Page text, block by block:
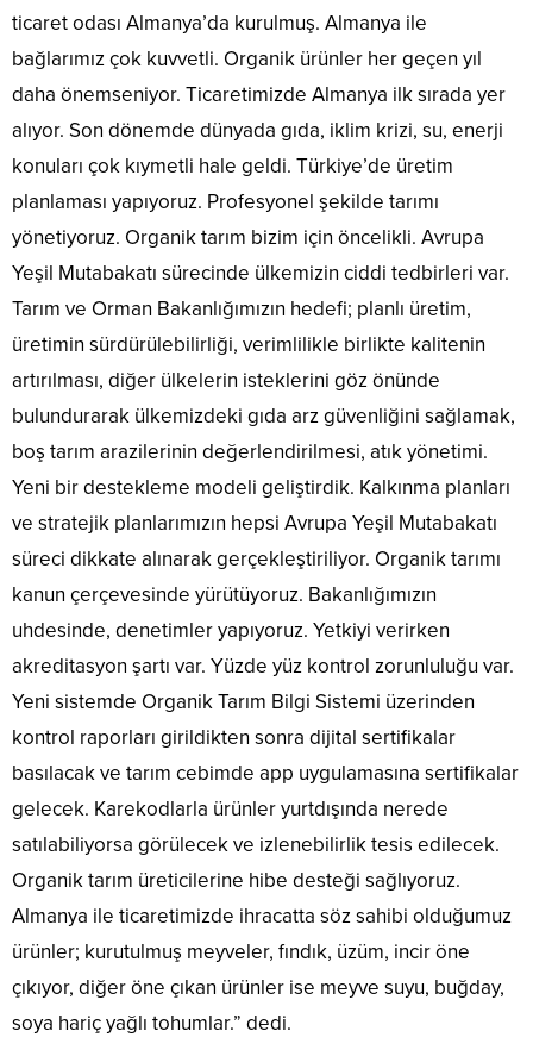
ticaret odası Almanya’da kurulmuş. Almanya ile
bağlarımız çok kuvvetli. Organik ürünler her geçen yıl
daha önemseniyor. Ticaretimizde Almanya ilk sırada yer
alıyor. Son dönemde dünyada gıda, iklim krizi, su, enerji
konuları çok kıymetli hale geldi. Türkiye’de üretim
planlaması yapıyoruz. Profesyonel şekilde tarımı
yönetiyoruz. Organik tarım bizim için öncelikli. Avrupa
Yeşil Mutabakatı sürecinde ülkemizin ciddi tedbirleri var.
Tarım ve Orman Bakanlığımızın hedefi; planlı üretim,
üretimin sürdürülebilirliği, verimlilikle birlikte kalitenin
artırılması, diğer ülkelerin isteklerini göz önünde
bulundurarak ülkemizdeki gıda arz güvenliğini sağlamak,
boş tarım arazilerinin değerlendirilmesi, atık yönetimi.
Yeni bir destekleme modeli geliştirdik. Kalkınma planları
ve stratejik planlarımızın hepsi Avrupa Yeşil Mutabakatı
süreci dikkate alınarak gerçekleştiriliyor. Organik tarımı
kanun çerçevesinde yürütüyoruz. Bakanlığımızın
uhdesinde, denetimler yapıyoruz. Yetkiyi verirken
akreditasyon şartı var. Yüzde yüz kontrol zorunluluğu var.
Yeni sistemde Organik Tarım Bilgi Sistemi üzerinden
kontrol raporları girildikten sonra dijital sertifikalar
basılacak ve tarım cebimde app uygulamasına sertifikalar
gelecek. Karekodlarla ürünler yurtdışında nerede
satılabiliyorsa görülecek ve izlenebilirlik tesis edilecek.
Organik tarım üreticilerine hibe desteği sağlıyoruz.
Almanya ile ticaretimizde ihracatta söz sahibi olduğumuz
ürünler; kurutulmuş meyveler, fındık, üzüm, incir öne
çıkıyor, diğer öne çıkan ürünler ise meyve suyu, buğday,
soya hariç yağlı tohumlar.” dedi.